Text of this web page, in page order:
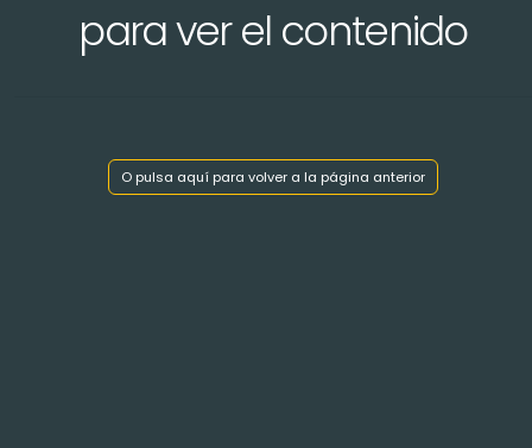
para ver el contenido
O pulsa aquí para volver a la página anterior